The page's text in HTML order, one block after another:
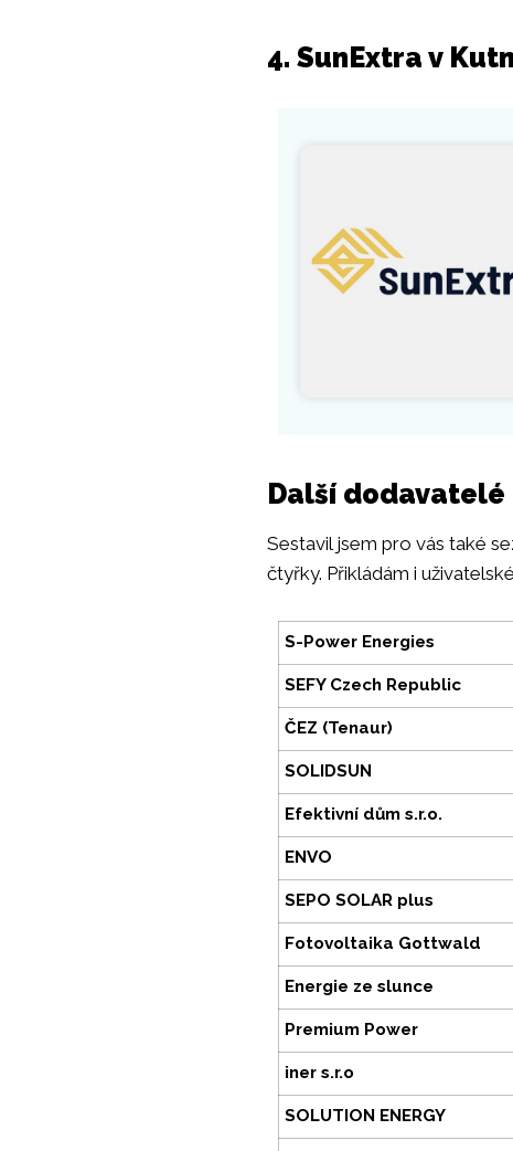
4. SunExtra v
Další
Sestavil jsem pro vás také
čtyřky. Přikládám i
S-Power Energies
SEFY Czech Republic
ČEZ (Tenaur)
SOLIDSUN
Efektivní dům s.r.o.
ENVO
SEPO SOLAR plus
Fotovoltaika Gottwald
Energie ze slunce
Premium Power
iner s.r.o
SOLUTION ENERGY